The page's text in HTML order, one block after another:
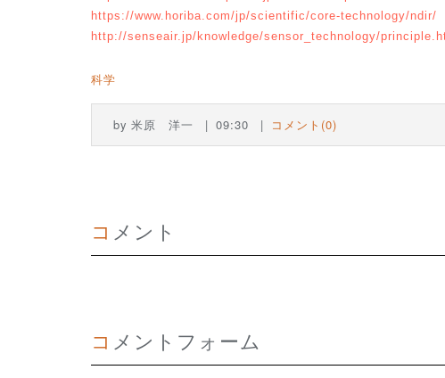
https://www.horiba.com/jp/scientific/core-technology/ndir/
http://senseair.jp/knowledge/sensor_technology/
科学
by 米原 洋一 09:30 コメント(0)
コメント
コメントフォーム